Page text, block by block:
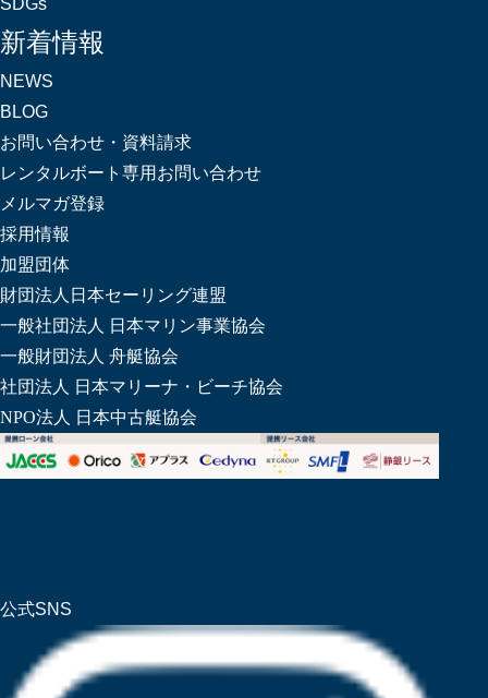
SDGs
新着情報
NEWS
BLOG
お問い合わせ・資料請求
レンタルボート専用お問い合わせ
メルマガ登録
採用情報
加盟団体
財団法人日本セーリング連盟
一般社団法人 日本マリン事業協会
一般財団法人 舟艇協会
社団法人 日本マリーナ・ビーチ協会
NPO法人 日本中古艇協会
公式SNS